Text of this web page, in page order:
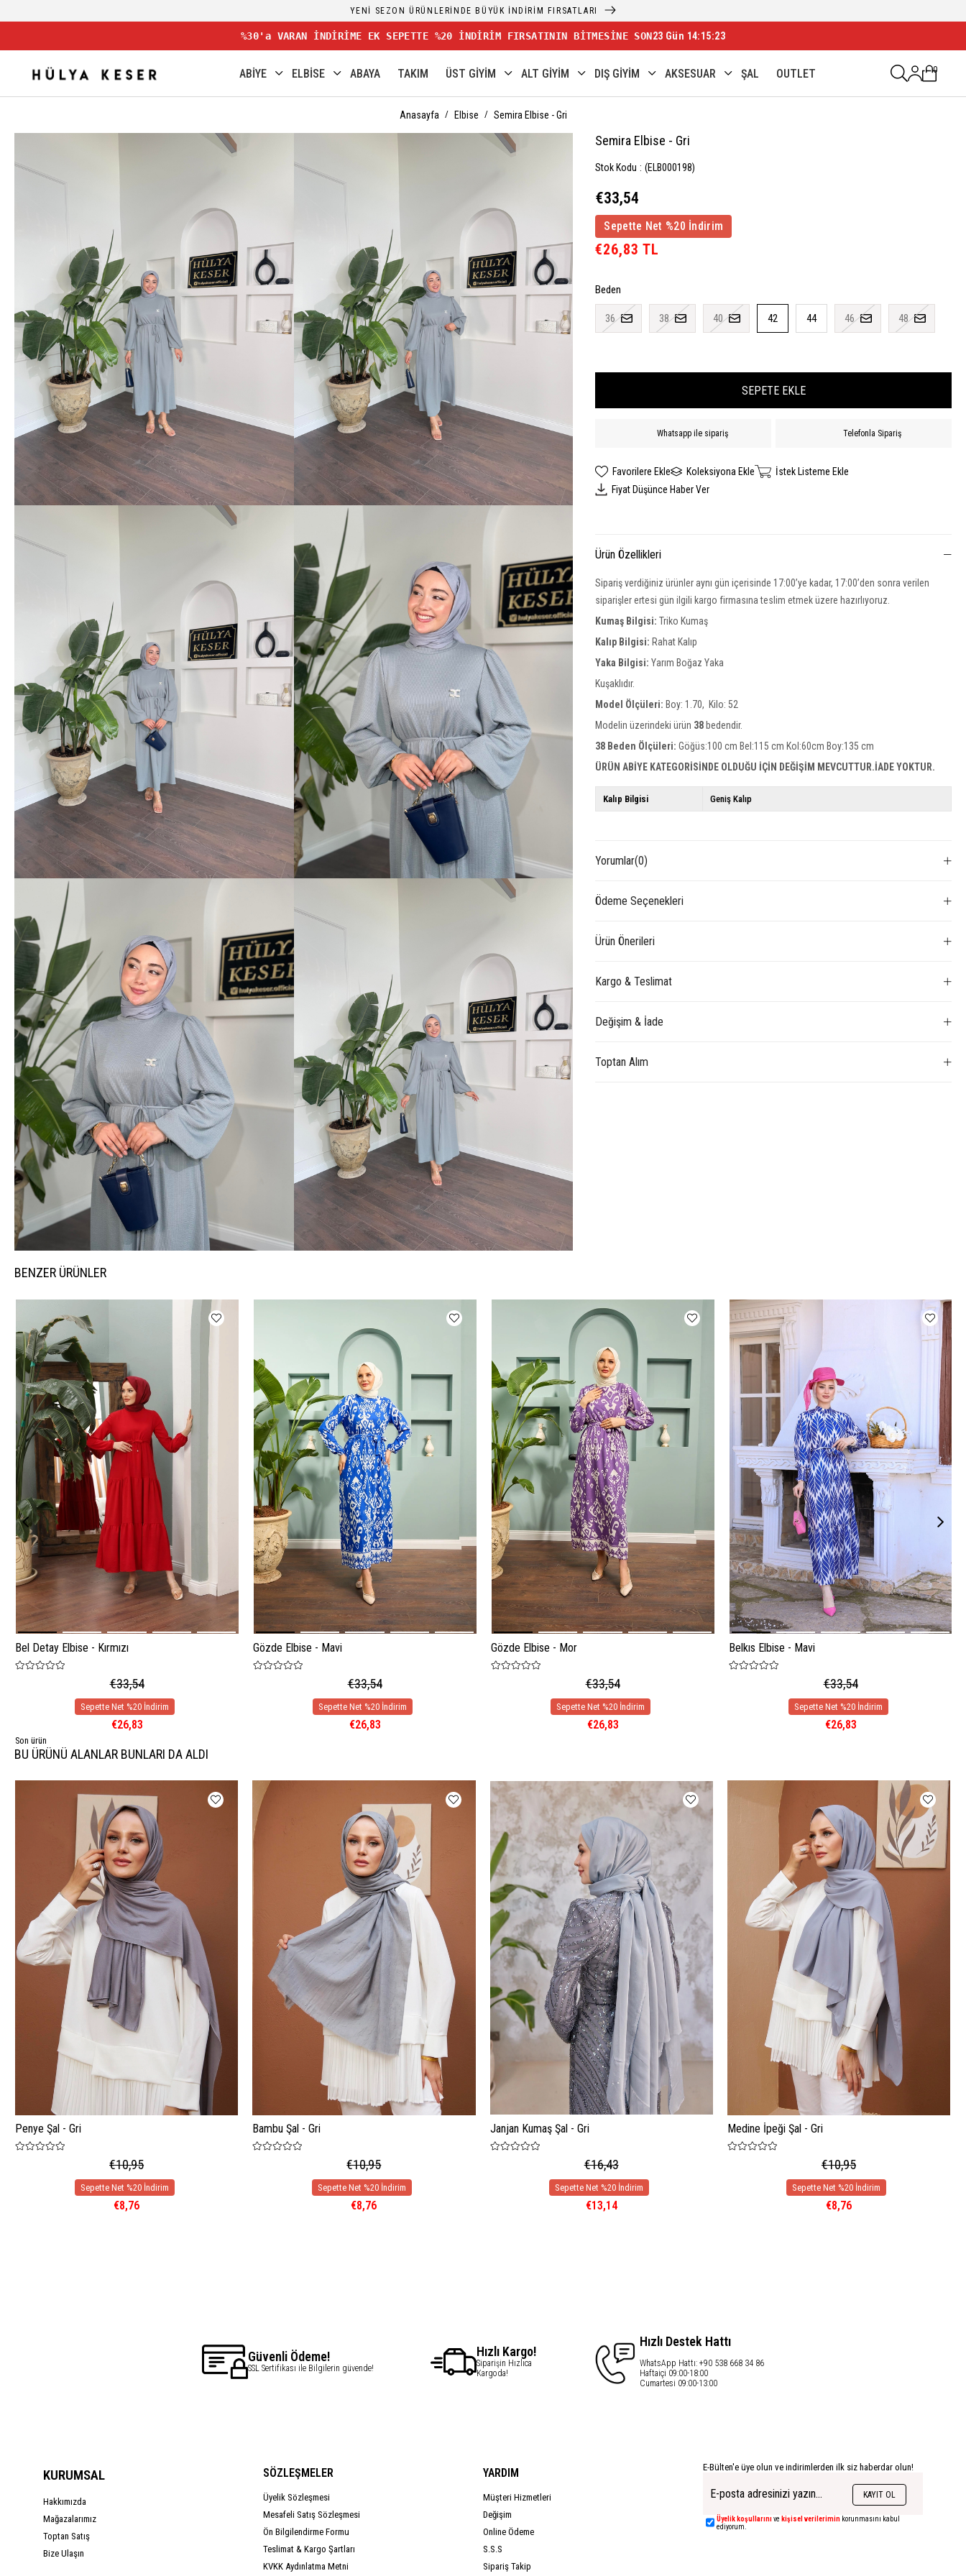
YENİ SEZON ÜRÜNLERİNDE BÜYÜK İNDİRİM FIRSATLARI
%30'a VARAN İNDİRİME EK SEPETTE %20 İNDİRİM FIRSATININ BİTMESİNE SON23 Gün 14:15:21
ABİYE ELBİSE ABAYA TAKIM ÜST GİYİM ALT GİYİM DIŞ GİYİM AKSESUAR ŞAL OUTLET 0
Anasayfa Elbise Semira Elbise - Gri
Semira Elbise - Gri
Stok Kodu (ELB000198)
€33,54
Sepette Net %20 İndirim
€26,83 TL
Beden
36 38 40 42 44 46 48
Whatsapp ile sipariş Telefonla Sipariş
Favorilere Ekle Koleksiyona Ekle
İstek Listeme Ekle
Fiyat Düşünce Haber Ver
Ürün Özellikleri
Sipariş verdiğiniz ürünler aynı gün içerisinde 17:00’ye kadar, 17:00’den sonra verilen
siparişler ertesi gün ilgili kargo firmasına teslim etmek üzere hazırlıyoruz.
Kumaş Bilgisi:Triko Kumaş
Kalıp Bilgisi: Rahat Kalıp
Yaka Bilgisi:Yarım Boğaz Yaka
Kuşaklıdır.
Model Ölçüleri: Boy: 1.70, Kilo: 52
Modelin üzerindeki ürün 38 bedendir.
38 Beden Ölçüleri: Göğüs:100 cm Bel:115 cm Kol:60cm Boy:135 cm
ÜRÜN ABİYE KATEGORİSİNDE OLDUĞU İÇİN DEĞİŞİM MEVCUTTUR.İADE YOKTUR.
Kalıp Bilgisi Geniş Kalıp
Yorumlar(0)
Ödeme Seçenekleri
Ürün Önerileri
Kargo & Teslimat
Değişim & İade
Toptan Alım
BENZER ÜRÜNLER
Bel Detay Elbise - Kırmızı
€33,54
€26,83
Son ürün
Gözde Elbise - Mavi
€33,54
€26,83
Gözde Elbise - Mor
€33,54
€26,83
Belkıs Elbise - Mavi
€33,54
€26,83
BU ÜRÜNÜ ALANLAR BUNLARI DA ALDI
Penye Şal - Gri
€10,95
€8,76
Bambu Şal - Gri
€10,95
€8,76
Janjan Kumaş Şal - Gri
€16,43
€13,14
Medine İpeği Şal - Gri
€10,95
€8,76
Güvenli Ödeme!
SSL Sertifikası ile Bilgilerin güvende!
Hızlı Kargo!
Siparişin Hızlıca
Kargoda!
Hızlı Destek Hattı
WhatsApp Hattı: +90 538 668 34 86
Haftaiçi 09:00-18:00
Cumartesi 09:00-13:00
KURUMSAL
Hakkımızda
Mağazalarımız
Toptan Satış
Bize Ulaşın
SÖZLEŞMELER
Üyelik Sözleşmesi
Mesafeli Satış Sözleşmesi
Ön Bilgilendirme Formu
Teslimat & Kargo Şartları
KVKK Aydınlatma Metni
YARDIM
Müşteri Hizmetleri
Değişim
Online Ödeme
S.S.S
Sipariş Takip
E-Bülten'e üye olun ve indirimlerden ilk siz haberdar olun!
KAYIT OL
Üyelik koşullarınıve kişisel verilerimin korunmasını kabul
ediyorum.